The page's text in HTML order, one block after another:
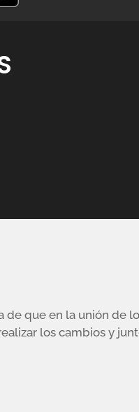
de que en la unión de
los cambios y